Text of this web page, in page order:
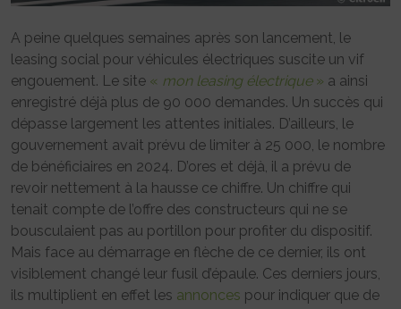
A peine quelques semaines après son lancement, le
leasing social pour véhicules électriques suscite un vif
engouement. Le site « mon leasing électrique» a ainsi
enregistré déjà plus de 90 000 demandes. Un succès qui
dépasse largement les attentes initiales. D’ailleurs, le
gouvernement avait prévu de limiter à 25 000, le nombre
de bénéficiaires en 2024. D’ores et déjà, il a prévu de
revoir nettement à la hausse ce chiffre. Un chiffre qui
tenait compte de l’offre des constructeurs qui ne se
bousculaient pas au portillon pour profiter du dispositif.
Mais face au démarrage en flèche de ce dernier, ils ont
visiblement changé leur fusil d’épaule. Ces derniers jours,
ils multiplient en effet les annonces pour indiquer que de